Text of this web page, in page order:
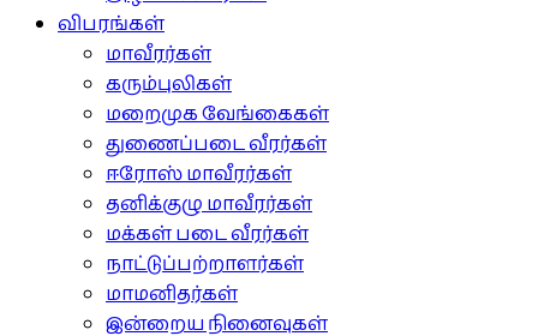
விபரங்கள்
மாவீரர்கள்
கரும்புலிகள்
மறைமுக வேங்கைகள்
துணைப்படை வீரர்கள்
ஈரோஸ் மாவீரர்கள்
தனிக்குழு மாவீரர்கள்
மக்கள் படை வீரர்கள்
நாட்டுப்பற்றாளர்கள்
மாமனிதர்கள்
இன்றைய நினைவுகள்